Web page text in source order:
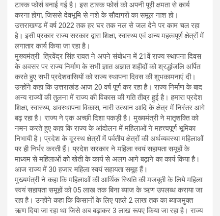
टास्क फोर्स बनाई गई है। इस टास्क फोर्स को अपनी पूरी क्षमता से कार्य
करना होगा, जिससे देवभूमि से नशे के सौदागरों का समूल नाश हो।
उत्तराखण्ड में वर्ष 2022 तक हर घर तक नल से जल देने पर काम चल रहा
है। इसी प्रकार राज्य सरकार द्वारा शिक्षा, स्वास्थ्य एवं अन्य महत्वपूर्ण क्षेत्रों में
लगातार कार्य किया जा रहा है।
मुख्यमंत्री त्रिवेंद्र सिंह रावत ने अपने संबोधन में 21वें राज्य स्थापना दिवस
के अवसर पर राज्य निर्माण के सभी ज्ञात अज्ञात शहीदों को श्रद्धांजलि अर्पित
करते हुए सभी प्रदेशवासियों को राज्य स्थापना दिवस की शुभकामनाएं दी।
उन्होंने कहा कि उत्तराखंड आज 20 वर्ष पूर्ण कर रहा है। राज्य निर्माण के बाद
अन्य राज्यों की तुलना में राज्य की विकास की गति तीव्र हुई है। हमारा प्रदेश
शिक्षा, स्वास्थ्य, अवस्थापना विकास, नारी उत्थान आदि के क्षेत्र में निरंतर आगे
बढ़ रहा है। राज्य ने एक अच्छी दिशा पकड़ी है। मुख्यमंत्री ने मातृशक्ति को
नमन करते हुए कहा कि राज्य के आंदोलन में महिलाओं ने महत्त्वपूर्ण भूमिका
निभायी है। प्रदेश के दूरस्थ क्षेत्रों में पर्वतीय क्षेत्रों की अर्थव्यवस्था महिलाओं
पर ही निर्भर करती हैं। प्रदेश सरकार ने महिला स्वयं सहायता समूहों के
माध्यम से महिलाओं को खेती के कार्य से अलग आगे बढ़ाने का कार्य किया है।
आज राज्य में 30 हजार महिला स्वयं सहायता समूह हैं।
मुख्यमंत्री ने कहा कि महिलाओं की आर्थिक स्थिति की मजबूती के लिये महिला
स्वयं सहायता समूहों को 05 लाख तक बिना ब्याज के ऋण उपलब्ध कराया जा
रहा है। उन्होंने कहा कि किसानों के लिए पहले 2 लाख तक का ब्याजमुक्त
ऋण दिया जा रहा था जिसे अब बढ़ाकर 3 लाख रूपए किया जा रहा है। राज्य